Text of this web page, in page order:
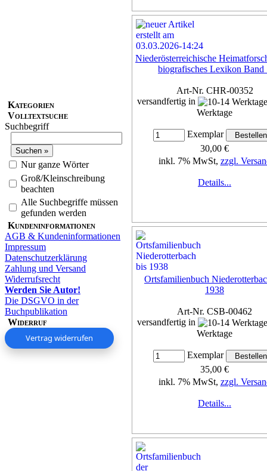
Kategorien
Volltextsuche
Suchbegriff
Nur ganze Wörter
Groß/Kleinschreibung
beachten
Alle Suchbegriffe müssen
gefunden werden
Kundeninformationen
AGB & Kundeninformationen
Impressum
Datenschutzerklärung
Zahlung und Versand
Widerrufsrecht
Werden Sie Autor!
Die DSGVO in der
Buchpublikation
Widerruf
Vertrag widerrufen
Niederösterreichische
biografisches Lexikon Band
Art-Nr. CHR-00352
versandfertig in
Werktage
Exemplar
30,00 €
inkl. 7% MwSt, zzgl.
Details...
Ortsfamilienbuch
1938
Art-Nr. CSB-00462
versandfertig in
Werktage
Exemplar
35,00 €
inkl. 7% MwSt, zzgl.
Details...